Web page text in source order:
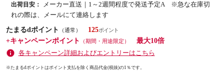
出荷目安：
メーカー直送｜1～2週間程度で発送予定A ※急な在庫切
れの際は、メールにて連絡します
たまるdポイント
（通常）
125
+キャンペーンポイント
（期間・用途限定）
最大10倍
各キャンペーン詳細およびエントリーはこちら
※たまるdポイントはポイント支払を除く商品代金(税抜)の1％です。